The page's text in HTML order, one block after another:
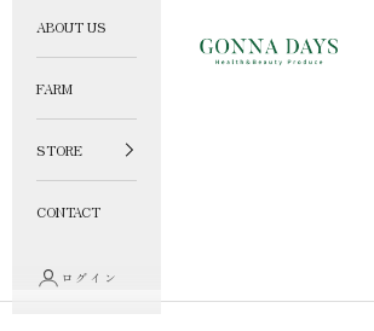
GONNA DAYS ONLINE STORE
ABOUT US
FARM
STORE
CONTACT
ログイン